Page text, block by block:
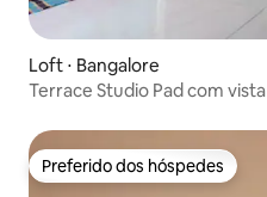
Loft ⋅ Bangalore
Terrace Studio Pad com vista
Preferido dos hóspedes
Preferido dos hóspedes